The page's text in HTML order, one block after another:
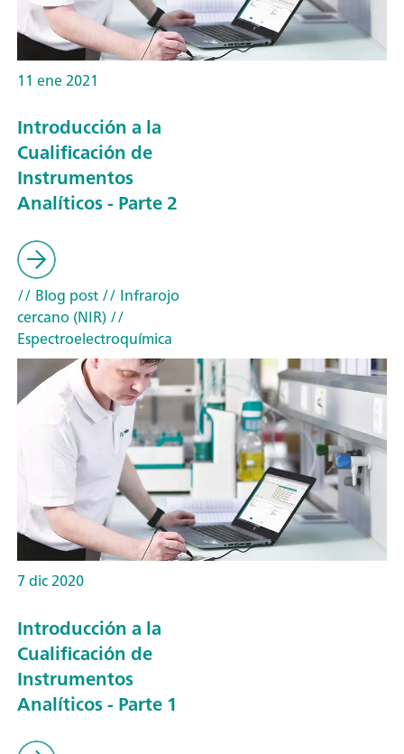
11 ene 2021
Introducción a la
Cualificación de
Instrumentos
Analíticos - Parte 2
// Blog post// Infrarojo
cercano (NIR)//
Espectroelectroquímica
7 dic 2020
Introducción a la
Cualificación de
Instrumentos
Analíticos - Parte 1